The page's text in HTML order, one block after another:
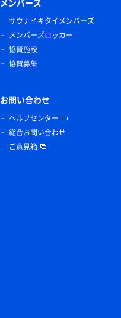
メンバーズ
サウナイキタイメンバーズ
メンバーズロッカー
協賛施設
協賛募集
お問い合わせ
ヘルプセンター
総合お問い合わせ
ご意見箱